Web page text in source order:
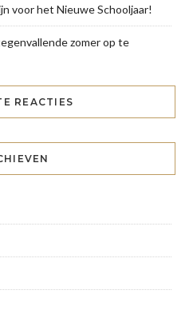
voor het Nieuwe Schooljaar!
zomer op te
REACTIES